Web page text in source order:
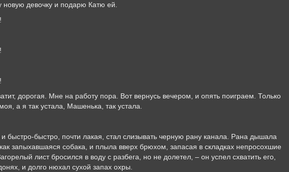
новую девочку и подарю Катю ей.
дорогая. Мне на работу пора. Вот вернусь вечером, и опять поиграем. Только
а я так устала, Машенька, так устала.
быстро-быстро, почти лакая, стал слизывать черную рану канала. Рана дышала
запыхавшаяся собака, и плыла вверх брюхом, запасая в складках непросохшие
лист бросился в воду с разбега, но не долетел, – он успел схватить его,
и долго нюхал сухой запах охры.